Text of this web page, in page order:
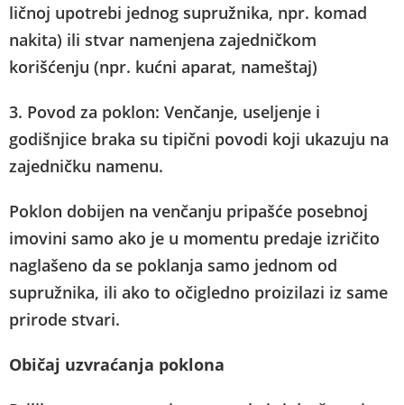
ličnoj upotrebi jednog supružnika, npr. komad
nakita) ili stvar namenjena zajedničkom
korišćenju (npr. kućni aparat, nameštaj)
3. Povod za poklon: Venčanje, useljenje i
godišnjice braka su tipični povodi koji ukazuju na
zajedničku namenu.
Poklon dobijen na venčanju pripašće posebnoj
imovini samo ako je u momentu predaje izričito
naglašeno da se poklanja samo jednom od
supružnika, ili ako to očigledno proizilazi iz same
prirode stvari.
Običaj uzvraćanja poklona